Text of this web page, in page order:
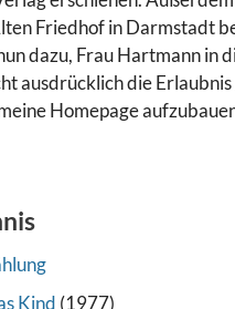
Friedhof in Darmstadt
dazu, Frau Hartmann in
ausdrücklich die
Homepage
Kind (1977)